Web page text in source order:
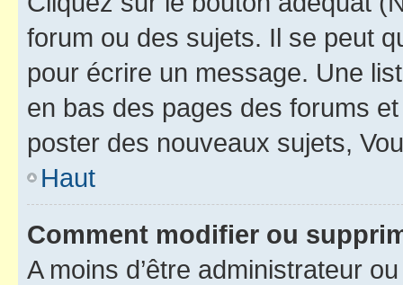
forum ou des sujets. Il se peut
pour écrire un message. Une
en bas des pages des forums
poster des nouveaux sujets,
Haut
Comment modifier ou
A moins d’être administrateur